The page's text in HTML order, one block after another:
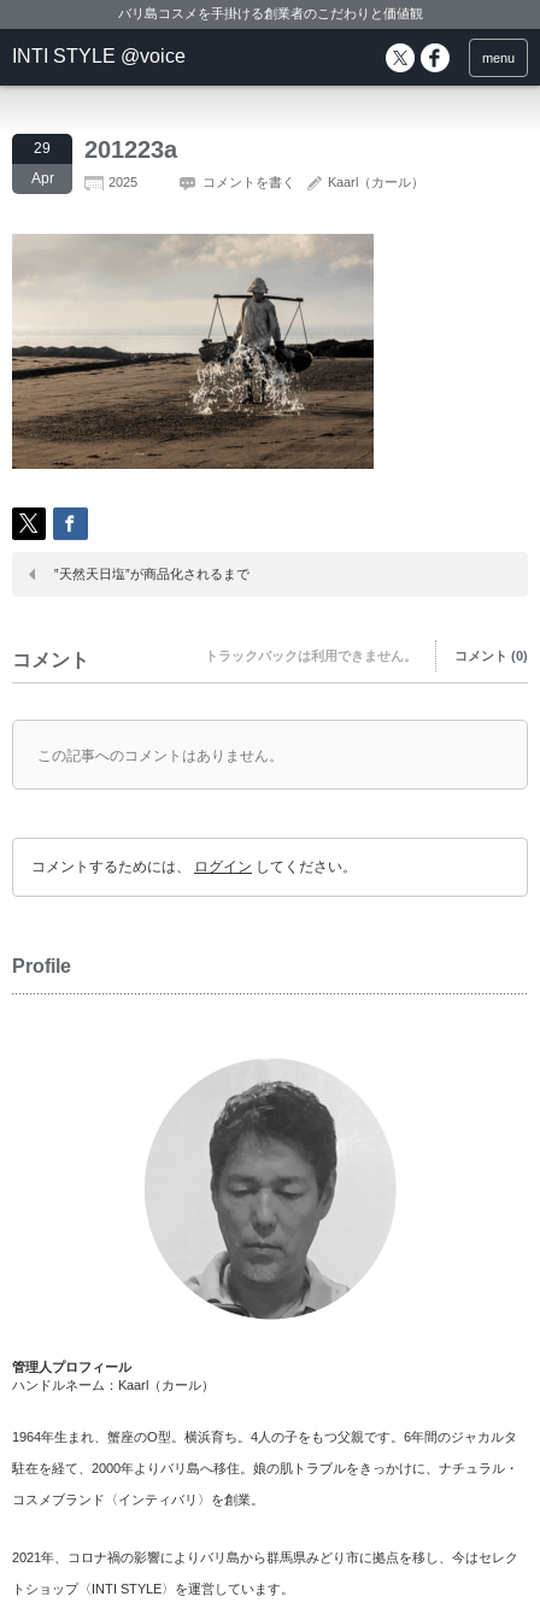
バリ島コスメを手掛ける創業者のこだわりと価値観
INTI STYLE @voice menu
29
Apr
201223a
2025 コメントを書く Kaarl（カール）
‟天然天日塩”が商品化されるまで
コメント トラックバックは利用できません。 コメント (0)
この記事へのコメントはありません。
コメントするためには、 ログイン してください。
Profile
管理人プロフィール
ハンドルネーム：Kaarl（カール）
1964年生まれ、蟹座のO型。横浜育ち。4人の子をもつ父親です。6年間のジャカルタ
駐在を経て、2000年よりバリ島へ移住。娘の肌トラブルをきっかけに、ナチュラル・
コスメブランド〈インティバリ〉を創業。
2021年、コロナ禍の影響によりバリ島から群馬県みどり市に拠点を移し、今はセレク
トショップ〈INTI STYLE〉を運営しています。